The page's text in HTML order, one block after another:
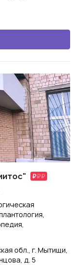
обл., г. Мытищи,
д. 5